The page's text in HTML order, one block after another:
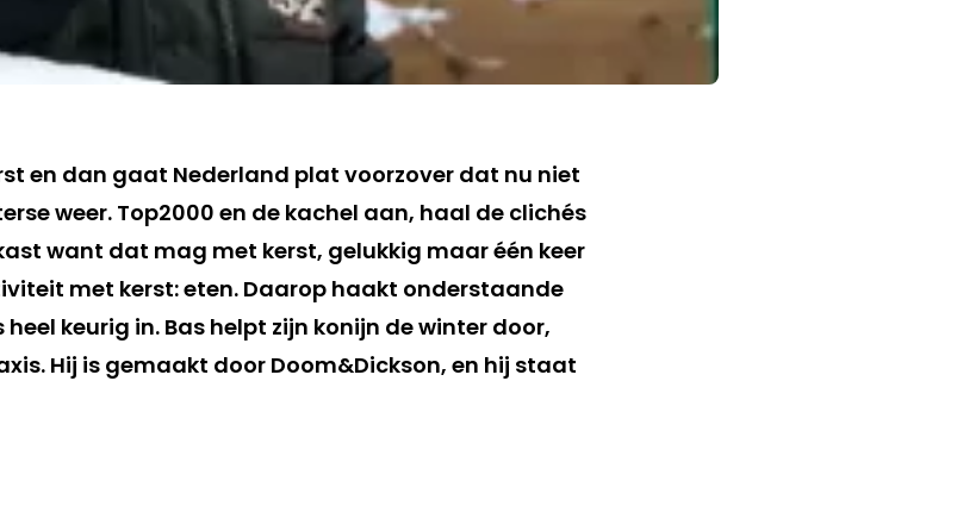
en dan gaat Nederland plat voorzover dat nu niet
weer. Top2000 en de kachel aan, haal de clichés
want dat mag met kerst, gelukkig maar één keer
met kerst: eten. Daarop haakt onderstaande
keurig in. Bas helpt zijn konijn de winter door,
Hij is gemaakt door Doom&Dickson, en hij staat